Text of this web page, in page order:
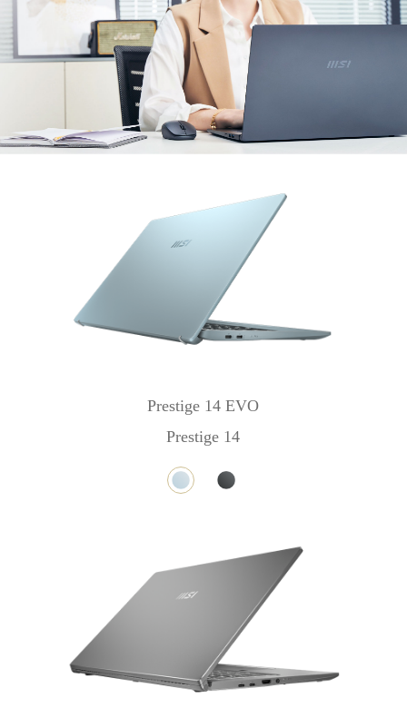
Prestige 14 EVO
Prestige 14